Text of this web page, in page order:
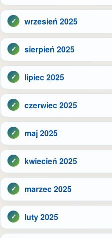
wrzesień 2025
sierpień 2025
lipiec 2025
czerwiec 2025
maj 2025
kwiecień 2025
marzec 2025
luty 2025